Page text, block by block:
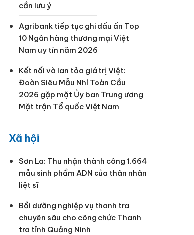
cần lưu ý
Agribank tiếp tục ghi dấu ấn Top
10 Ngân hàng thương mại Việt
Nam uy tín năm 2026
Kết nối và lan tỏa giá trị Việt:
Đoàn Siêu Mẫu Nhí Toàn Cầu
2026 gặp mặt Ủy ban Trung ương
Mặt trận Tổ quốc Việt Nam
Xã hội
Sơn La: Thu nhận thành công 1.664
mẫu sinh phẩm ADN của thân nhân
liệt sĩ
Bồi dưỡng nghiệp vụ thanh tra
chuyên sâu cho công chức Thanh
tra tỉnh Quảng Ninh